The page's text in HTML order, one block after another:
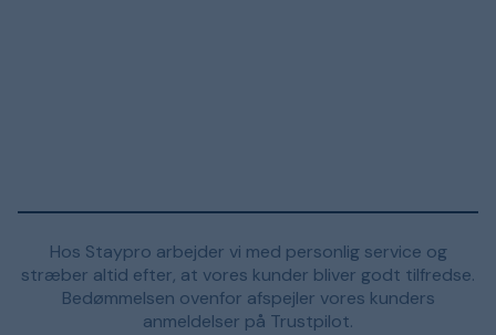
Hos Staypro arbejder vi med personlig service og
stræber altid efter, at vores kunder bliver godt tilfredse.
Bedømmelsen ovenfor afspejler vores kunders
anmeldelser på Trustpilot.